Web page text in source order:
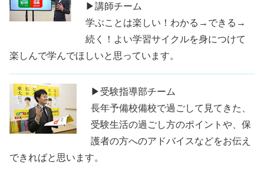
▶講師チーム
学ぶことは楽しい！わかる→できる→
続く！よい学習サイクルを身につけて
楽しんで学んでほしいと思っています。
▶受験指導部チーム
長年予備校備校で過ごして見てきた、
受験生活の過ごし方のポイントや、保
護者の方へのアドバイスなどをお伝え
できればと思います。